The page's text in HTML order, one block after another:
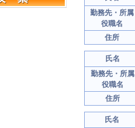
勤務先・所属
役職名
住所
氏名
勤務先・所属
役職名
住所
氏名